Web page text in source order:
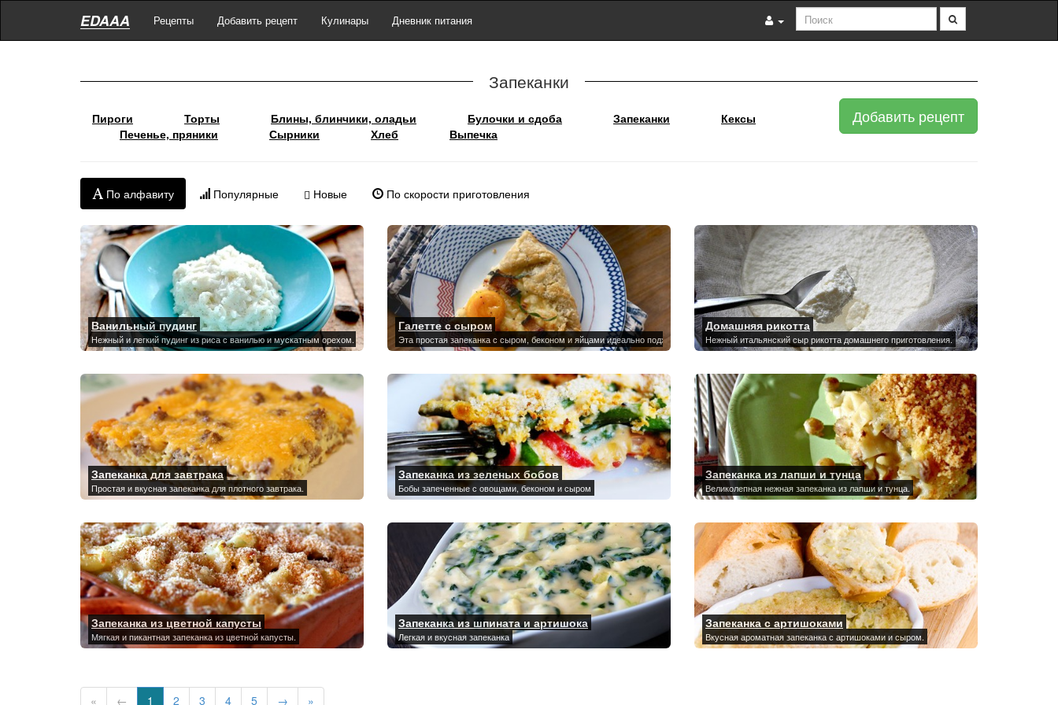
EDAAA Рецепты Добавить рецепт Кулинары Дневник питания
Запеканки
Добавить рецепт
Пироги Торты Блины, блинчики, оладьи Булочки и сдоба Запеканки
Кексы
Печенье, пряники
Сырники Хлеб Выпечка
По алфавиту Популярные Новые По скорости приготовления
Ванильный пудинг
Нежный и легкий пудинг из риса с ванилью и мускатным орехом.
Галетте с сыром
Эта простая запеканка с сыром, беконом и яйцами идеально подходит для завтрака и быстро готовится.
Домашняя рикотта
Нежный итальянский сыр рикотта домашнего приготовления.
Запеканка для завтрака
Простая и вкусная запеканка для плотного завтрака.
Запеканка из зеленых бобов
Бобы запеченные с овощами, беконом и сыром
Запеканка из лапши и тунца
Великолепная нежная запеканка из лапши и тунца.
Запеканка из цветной капусты
Мягкая и пикантная запеканка из цветной капусты.
Запеканка из шпината и артишока
Легкая и вкусная запеканка
Запеканка с артишоками
Вкусная ароматная запеканка с артишоками и сыром.
« ← 1 2 3 4 5 → »